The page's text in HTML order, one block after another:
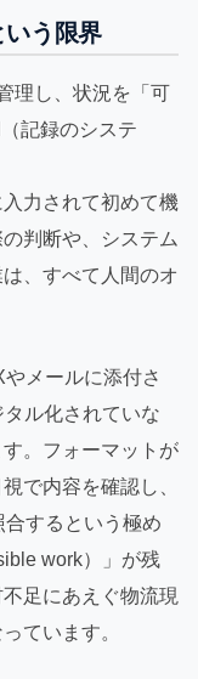
いう限界
理し、状況を「可
記録のシステ
力されて初めて機
判断や、システム
、すべて人間のオ
メールに添付さ
ル化されていな
。フォーマットが
で内容を確認し、
するという極め
work）」が残
足にあえぐ物流現
ています。